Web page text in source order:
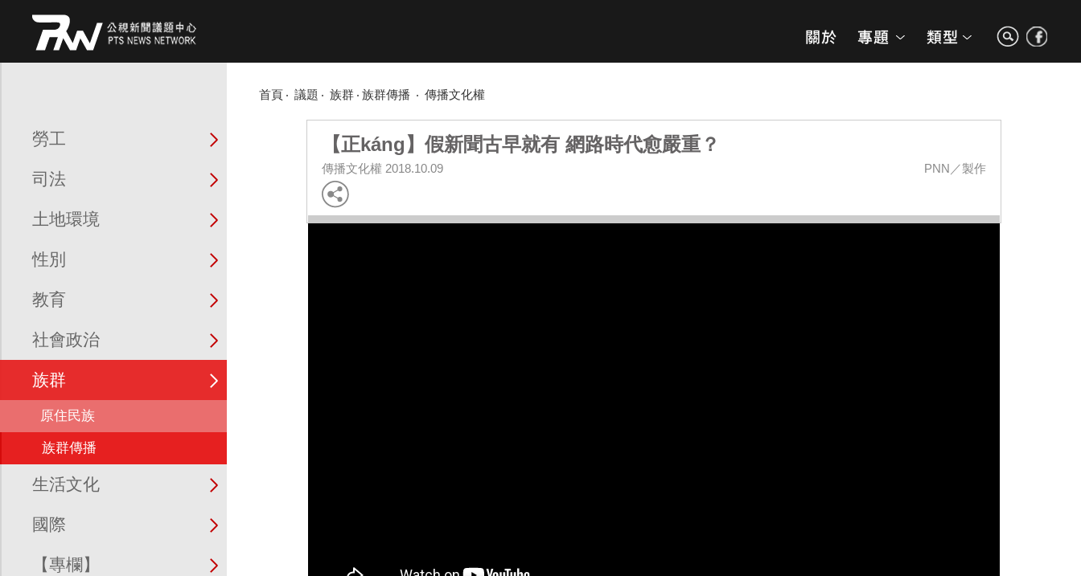
勞工
司法
土地環境
性別
教育
社會政治
族群
原住民族
族群傳播
生活文化
國際
【專欄】
首頁 議題 族群 族群傳播 傳播文化權
【正káng】假新聞古早就有 網路時代愈嚴重？
傳播文化權 2018.10.09 PNN／製作
Video